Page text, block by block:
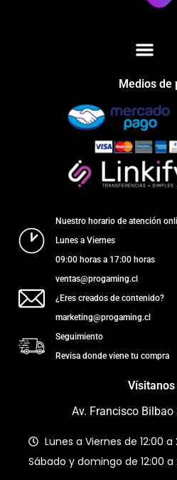
Medios de
Nuestro horario de atención
Lunes a Viernes
09:00 horas a 17:00 horas
ventas@progaming.cl
¿Eres creados de contenido?
marketing@progaming.cl
Seguimiento
Revisa donde viene tu compra
Vísitanos
Av. Francisco Bilbao
Lunes a Viernes de 12:00 a
Sábado y domingo de 12:00 a